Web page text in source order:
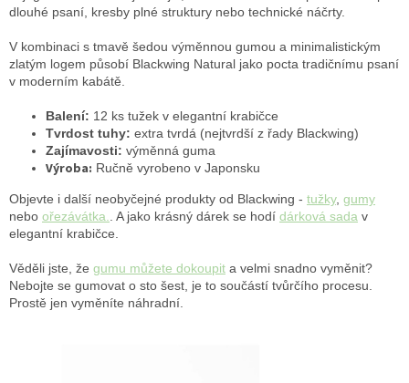
dlouhé psaní, kresby plné struktury nebo technické náčrty.
V kombinaci s tmavě šedou výměnnou gumou a minimalistickým
zlatým logem působí Blackwing Natural jako pocta tradičnímu psaní
v moderním kabátě.
Balení: 12 ks tužek v elegantní krabičce
Tvrdost tuhy: extra tvrdá (nejtvrdší z řady Blackwing)
Zajímavosti: výměnná guma
Výroba: Ručně vyrobeno v Japonsku
Objevte i další neobyčejné produkty od Blackwing - tužky, gumy
nebo ořezávátka.. A jako krásný dárek se hodí dárková sada v
elegantní krabičce.
Věděli jste, že gumu můžete dokoupit a velmi snadno vyměnit?
Nebojte se gumovat o sto šest, je to součástí tvůrčího procesu.
Prostě jen vyměníte náhradní.